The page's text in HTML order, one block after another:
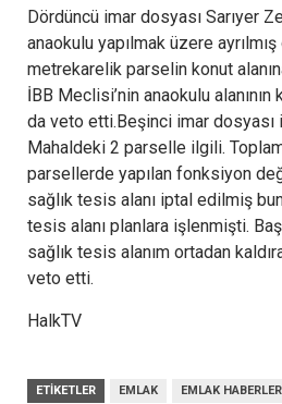
Dördüncü imar dosyası Sarıyer
anaokulu yapılmak üzere
metrekarelik parselin konut
İBB Meclisi’nin anaokulu alanının
da veto etti.Beşinci imar dosyası
Mahaldeki 2 parselle ilgili.
parsellerde yapılan fonksiyon
sağlık tesis alanı iptal edilmiş
tesis alanı planlara işlenmişti.
sağlık tesis alanım ortadan
veto etti.
HalkTV
ETIKETLER EMLAK EMLAK